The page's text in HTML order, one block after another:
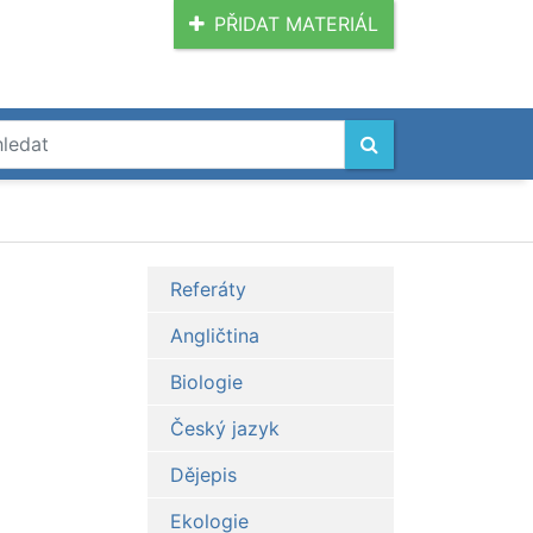
PŘIDAT MATERIÁL
Referáty
Angličtina
Biologie
Český jazyk
Dějepis
Ekologie